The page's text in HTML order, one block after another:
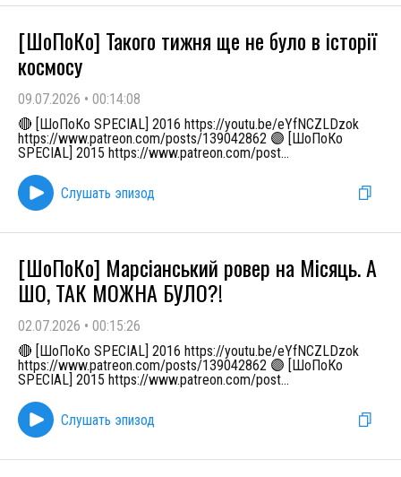
[ШоПоКо] Такого тижня ще не було в історії
космосу
09.07.2026 • 00:14:08
🔴 [ШоПоКо SPECIAL] 2016 https://youtu.be/eYfNCZLDzok
https://www.patreon.com/posts/139042862 🟣 [ШоПоКо
SPECIAL] 2015 https://www.patreon.com/post...
Слушать эпизод
[ШоПоКо] Марсіанський ровер на Місяць. А
ШО, ТАК МОЖНА БУЛО?!
02.07.2026 • 00:15:26
🔴 [ШоПоКо SPECIAL] 2016 https://youtu.be/eYfNCZLDzok
https://www.patreon.com/posts/139042862 🟣 [ШоПоКо
SPECIAL] 2015 https://www.patreon.com/post...
Слушать эпизод